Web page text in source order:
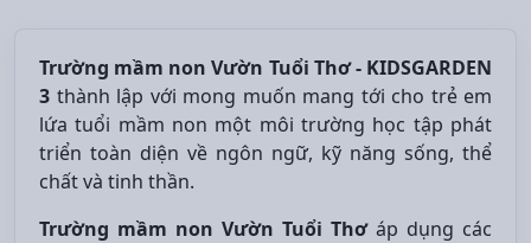
Trường mầm non Vườn Tuổi Thơ - KIDSGARDEN
3 thành lập với mong muốn mang tới cho trẻ em
lứa tuổi mầm non một môi trường học tập phát
triển toàn diện về ngôn ngữ, kỹ năng sống, thể
chất và tinh thần.
Trường mầm non Vườn Tuổi Thơáp dụng các